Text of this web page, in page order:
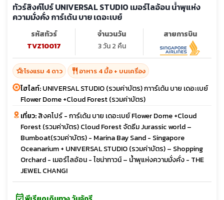
ทัวร์สิงค์โปร์ UNIVERSAL STUDIO เมอร์ไลอ้อน น้ำพุแห่ง
ความมั่งคั่ง การ์เด้น บาย เดอะเบย์
รหัสทัวร์
TVZ10017
จำนวนวัน
3 วัน 2 คืน
สายการบิน
hotel_classโรงแรม 4 ดาว restaurant อาหาร 4 มื้อ + บนเครื่อง
ไฮไลท์:UNIVERSAL STUDIO (รวมค่าบัตร) กาาร์เด้น บาย เดอะเบย์
Flower Dome +Cloud Forest (รวมค่าบัตร)
เที่ยว:สิงคโปร์ - การ์เด้น บาย เดอะเบย์ Flower Dome +Cloud
Forest (รวมค่าบัตร) Cloud Forest จัดธีม Jurassic world –
Bumboat(รวมค่าบัตร) - Marina Bay Sand - Singapore
Oceanarium + UNIVERSAL STUDIO (รวมค่าบัตร) – Shopping
Orchard - เมอร์ไลอ้อน - ไชน่าทาวน์ – น้ำพุแห่งความมั่งคั่ง - THE
JEWEL CHANGI